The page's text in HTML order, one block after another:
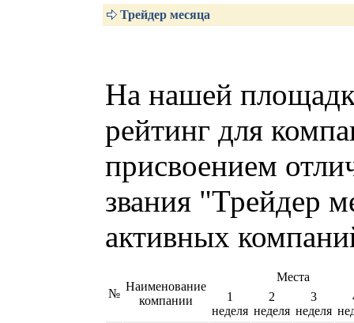
Трейдер месяца
На нашей
рейтинг для
присвоением
звания "Трейдер
активных
№
Наименование
компании
Места
1
неделя
2
неделя
3
неделя